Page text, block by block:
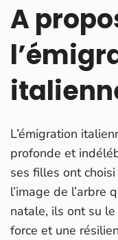
A
L’émigration
profonde et
ses filles ont
l’image de l’arbre
natale, ils ont su
force et une